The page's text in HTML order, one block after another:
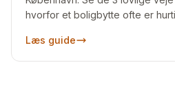
hvorfor et boligbytte ofte er
Læs guide